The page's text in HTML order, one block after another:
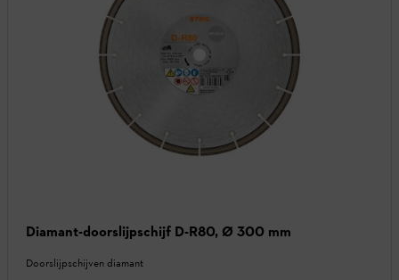
Diamant-doorslijpschijf D-R80, Ø 300 mm
Doorslijpschijven diamant